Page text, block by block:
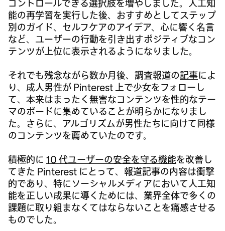
コントロールできる選択肢を増やしました。人工知
能の再学習を実行した後、おすすめとしてステップ
別のガイド、セルフケアのアイデア、心に響く名言
など、ユーザーの行動を引き出すポジティブなコン
テンツが上位に表示されるようになりました。
それでも残念ながら数か月後、調査報道の記事によ
り、成人男性が Pinterest 上で少女をフォローし
て、本来はまったく無害なコンテンツを性的なテー
マのボードに集めていることが明らかになりまし
た。さらに、アルゴリズムが男性たちに向けて同様
のコンテンツを薦めていたのです。
積極的に 10 代ユーザーの安全を守る機能を改善し
てきた Pinterest にとって、報道記事の内容は衝撃
的であり、特にソーシャルメディアにおいて人工知
能を正しい成果に導くためには、業界全体で多くの
課題に取り組まなくてはならないことを痛感させる
ものでした。